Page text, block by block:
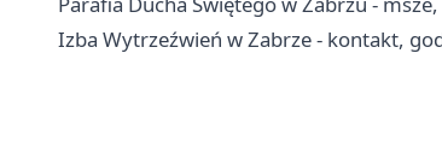
Izba Wytrzeźwień w Zabrze - kontakt,